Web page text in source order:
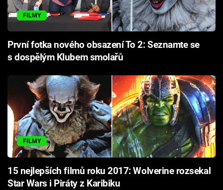
FILMY
První fotka nového obsazení To 2: Seznamte se
s dospělým Klubem smolařů
FILMY
15 nejlepších filmů roku 2017: Wolverine rozsekal
Star Wars i Piráty z Karibiku